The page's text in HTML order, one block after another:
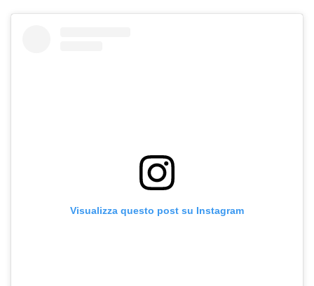
Visualizza questo post su Instagram